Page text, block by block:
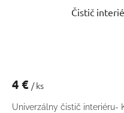
Čistič
4 € / ks
Univerzálny čistič interiéru-